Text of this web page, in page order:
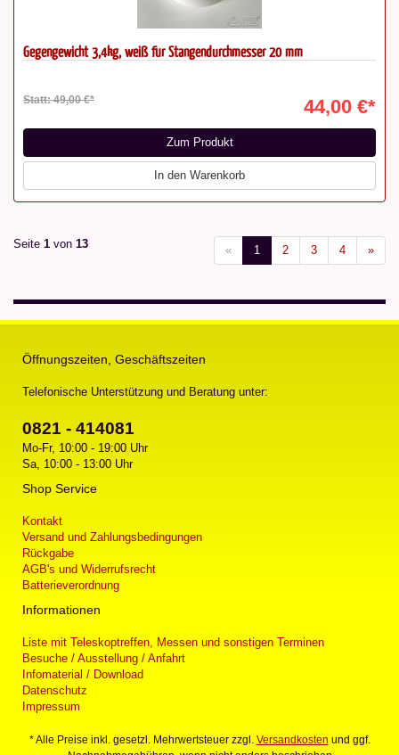
Gegengewicht 3,4kg, weiß für Stangendurchmesser 20 mm
Statt: 49,00 €* 44,00 €*
Zum Produkt
In den Warenkorb
Seite 1 von 13 « 1 2 3 4 »
Öffnungszeiten, Geschäftszeiten
Telefonische Unterstützung und Beratung unter:
0821 - 414081
Mo-Fr, 10:00 - 19:00 Uhr
Sa, 10:00 - 13:00 Uhr
Shop Service
Kontakt
Versand und Zahlungsbedingungen
Rückgabe
AGB's und Widerrufsrecht
Batterieverordnung
Informationen
Liste mit Teleskoptreffen, Messen und sonstigen Terminen
Besuche / Ausstellung / Anfahrt
Infomaterial / Download
Datenschutz
Impressum
* Alle Preise inkl. gesetzl. Mehrwertsteuer zzgl. Versandkosten und ggf.